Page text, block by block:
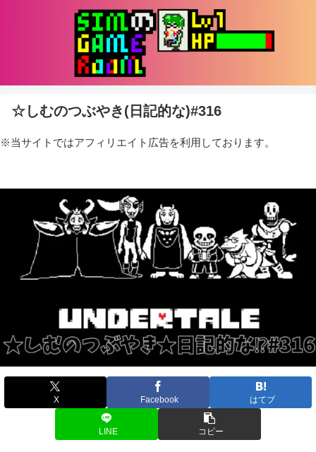
☆しむのつぶやき(日記的な)#316
※当サイトではアフィリエイト広告を利用しております。
X Facebook はてブ
LINE コピー